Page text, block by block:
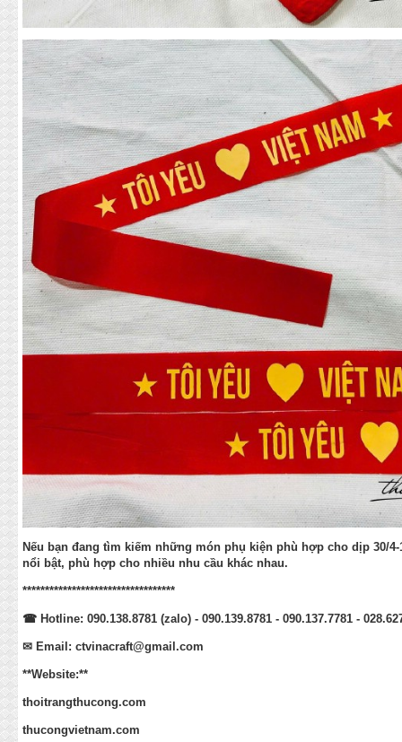
Nếu bạn đang tìm kiếm những món phụ kiện phù hợp cho dịp 30/
nổi bật, phù hợp cho nhiều nhu cầu khác nhau.
**********************************
☎ Hotline: 090.138.8781 (zalo) - 090.139.8781 - 090.137.7781 -
✉ Email: ctvinacraft@gmail.com
**Website:**
thoitrangthucong.com
thucongvietnam.com